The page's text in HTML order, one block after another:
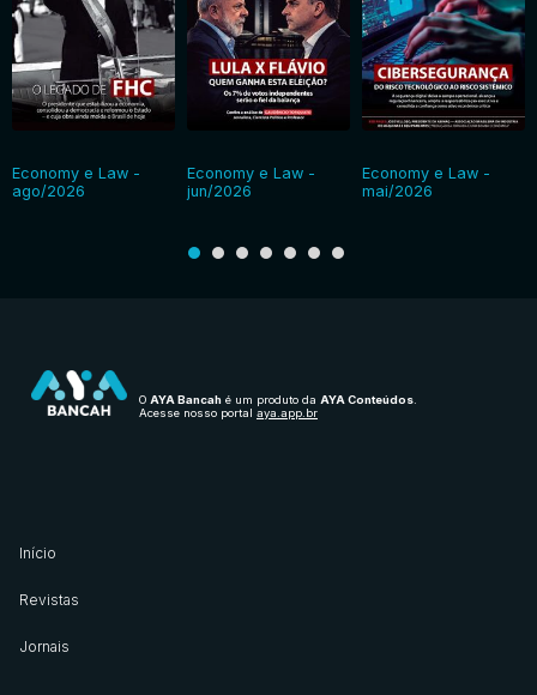
Economy e Law -
ago/2026
Economy e Law -
jun/2026
Economy e Law -
mai/2026
O AYA Bancah é um produto da AYA Conteúdos
Acesse nosso portal aya.app.br
Início
Revistas
Jornais